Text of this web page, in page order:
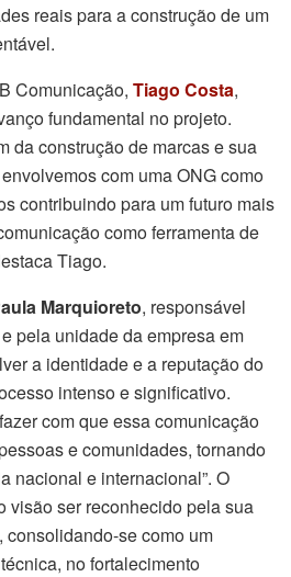
reais para a construção de um
Comunicação, Tiago Costa,
fundamental no projeto.
da construção de marcas e sua
com uma ONG como
contribuindo para um futuro mais
como ferramenta de
Tiago.
Marquioreto, responsável
pela unidade da empresa em
a identidade e a reputação do
intenso e significativo.
com que essa comunicação
e comunidades, tornando
nacional e internacional”. O
visão ser reconhecido pela sua
se como um
no fortalecimento